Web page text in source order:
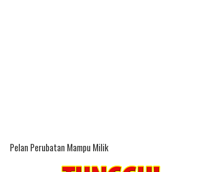
Pelan Perubatan Mampu Milik